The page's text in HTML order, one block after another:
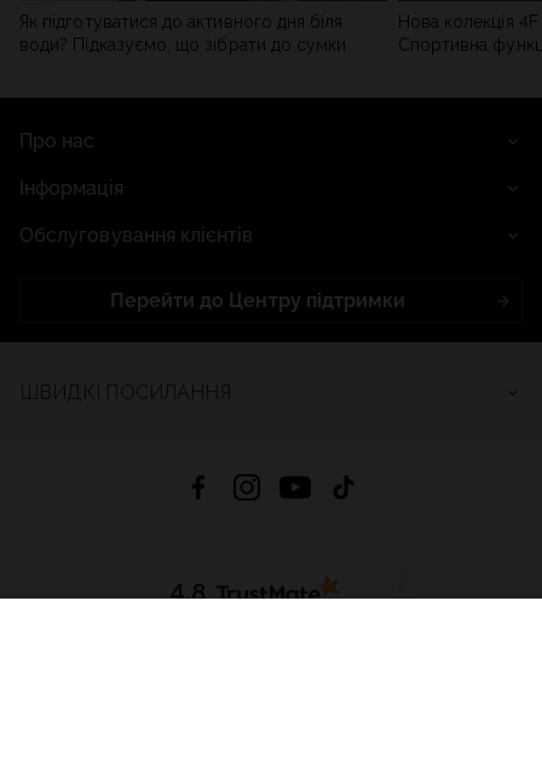
Як підготуватися до активного дня біля
води? Підказуємо, що зібрати до сумки
Нова колекція
Спортивна
Про нас
Інформація
Обслуговування клієнтів
Перейти до Центру підтримки
4.8